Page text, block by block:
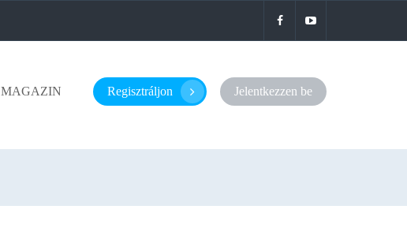
Regisztráljon Jelentkezzen be
MAGAZIN